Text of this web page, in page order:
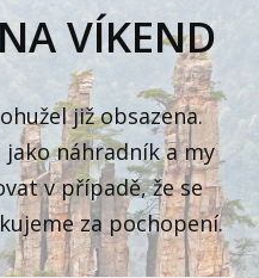
VÍKEND
již obsazena.
náhradník a my
v případě, že se
za pochopení.